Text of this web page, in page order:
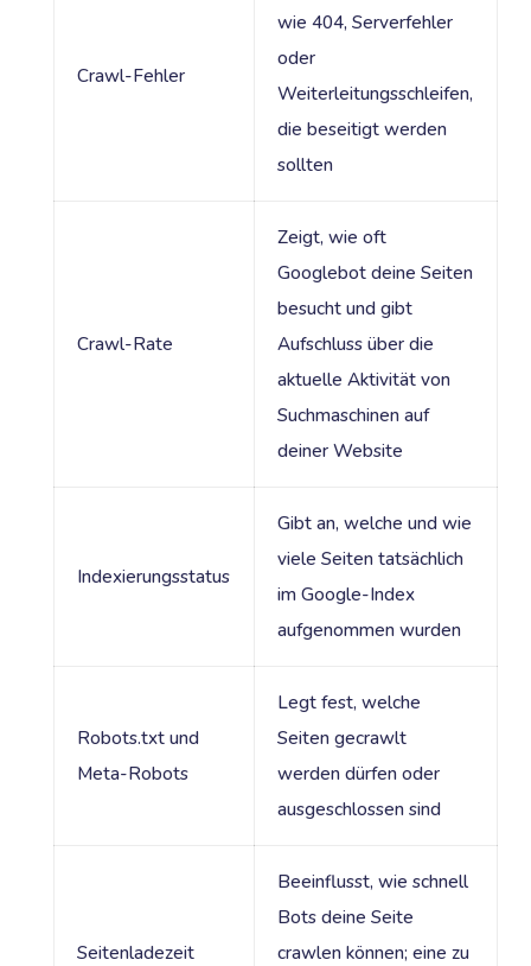
Crawl-Fehler
wie 404, Serverfehler
oder
Weiterleitungsschleifen,
die beseitigt werden
sollten
Crawl-Rate
Zeigt, wie oft
Googlebot deine Seiten
besucht und gibt
Aufschluss über die
aktuelle Aktivität von
Suchmaschinen auf
deiner Website
Indexierungsstatus
Gibt an, welche und wie
viele Seiten tatsächlich
im Google-Index
aufgenommen wurden
Robots.txt und
Meta-Robots
Legt fest, welche
Seiten gecrawlt
werden dürfen oder
ausgeschlossen sind
Seitenladezeit
Beeinflusst, wie schnell
Bots deine Seite
crawlen können; eine zu